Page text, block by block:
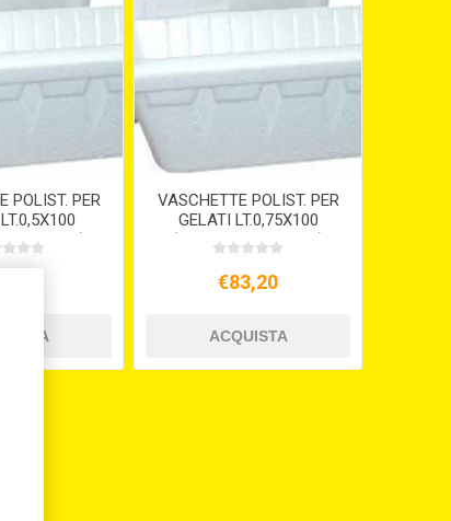
POLIST. PER
coperchi)
VASCHETTE POLIST. PER
GELATI LT.0,75X100
(compreso coperchi)
€83,20